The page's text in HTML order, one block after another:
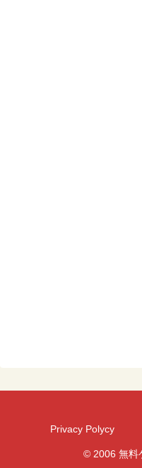
Privacy Polycy
© 2006 無料